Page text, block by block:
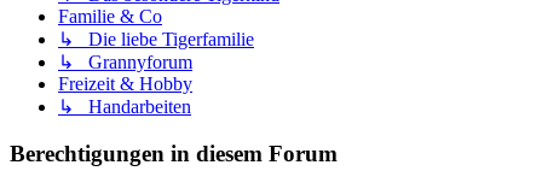
Familie & Co
↳ Die liebe Tigerfamilie
↳ Grannyforum
Freizeit & Hobby
↳ Handarbeiten
Berechtigungen in diesem Forum